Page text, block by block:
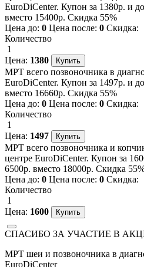
EuroDiCenter. Купон за 1380р. и
вместо 15400р. Скидка 55%
Цена до: 0 Цена после: 0 Скидка:
Количество
1
Цена: 1380
МРТ всего позвоночника в
EuroDiCenter. Купон за 1497р. и
вместо 16660р. Скидка 55%
Цена до: 0 Цена после: 0 Скидка:
Количество
1
Цена: 1497
МРТ всего позвоночника и
центре EuroDiCenter. Купон за
6500р. вместо 18000р. Скидка
Цена до: 0 Цена после: 0 Скидка:
Количество
1
Цена: 1600
СПАСИБО ЗА УЧАСТИЕ В
МРТ шеи и позвоночника в
EuroDiCenter